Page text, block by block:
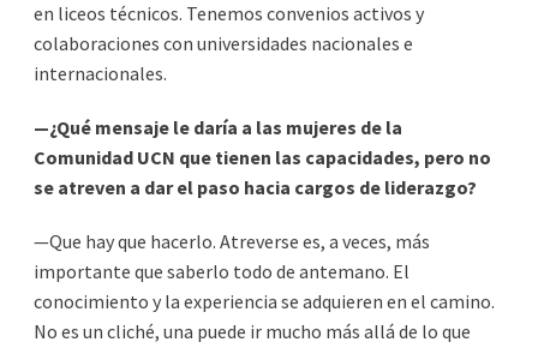
en liceos técnicos. Tenemos convenios activos y
colaboraciones con universidades nacionales e
internacionales.
—¿Qué mensaje le daría a las mujeres de la
Comunidad UCN que tienen las capacidades, pero no
se atreven a dar el paso hacia cargos de liderazgo?
—Que hay que hacerlo. Atreverse es, a veces, más
importante que saberlo todo de antemano. El
conocimiento y la experiencia se adquieren en el camino.
No es un cliché, una puede ir mucho más allá de lo que